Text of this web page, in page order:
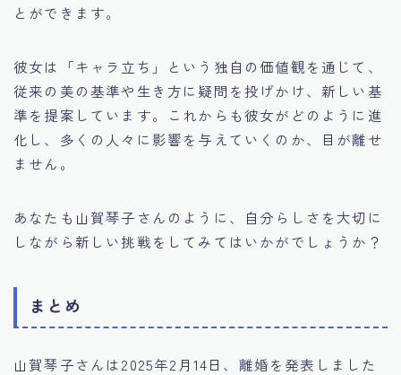
とができます。
彼女は「キャラ立ち」という独自の価値観を通じて、
従来の美の基準や生き方に疑問を投げかけ、新しい基
準を提案しています。これからも彼女がどのように進
化し、多くの人々に影響を与えていくのか、目が離せ
ません。
あなたも山賀琴子さんのように、自分らしさを大切に
しながら新しい挑戦をしてみてはいかがでしょうか？
まとめ
山賀琴子さんは2025年2月14日、離婚を発表しました